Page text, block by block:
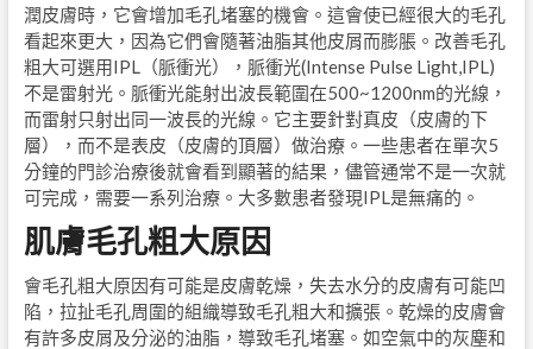
潤皮膚時，它會增加毛孔堵塞的機會。這會使已經很大的毛孔
看起來更大，因為它們會隨著油脂其他皮屑而膨脹。改善毛孔
粗大可選用IPL（脈衝光），脈衝光(Intense Pulse Light,IPL)
不是雷射光。脈衝光能射出波長範圍在500~1200nm的光線，
而雷射只射出同一波長的光線。它主要針對真皮（皮膚的下
層），而不是表皮（皮膚的頂層）做治療。一些患者在單次5
分鐘的門診治療後就會看到顯著的結果，儘管通常不是一次就
可完成，需要一系列治療。大多數患者發現IPL是無痛的。
肌膚毛孔粗大原因
會毛孔粗大原因有可能是皮膚乾燥，失去水分的皮膚有可能凹
陷，拉扯毛孔周圍的組織導致毛孔粗大和擴張。乾燥的皮膚會
有許多皮屑及分泌的油脂，導致毛孔堵塞。如空氣中的灰塵和